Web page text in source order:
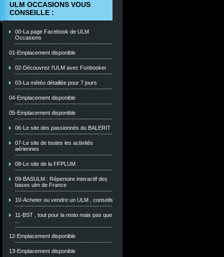
ULM OCCASIONS VOUS
CONSEILLE :
00-La page Facebook de ULM
Occasions
01-Emplacement disponible
02-Découvrez l'ULM avec Funbooker
03-La météo détaillée pour 7 jours
04-Emplacement disponible
05-Emplacement disponible
06-Le site des passionnés du BALERIT
07-Le site de toutes les activités
aériennes
08-Le site de la FFPLUM
09-BASULM : Répertoire interactif des
bases ulm de France
10-Acheter ou vendre un ULM , conseils
11-BST , tout pour la moto mais pas que
12-Emplacement disponible
13-Emplacement disponible